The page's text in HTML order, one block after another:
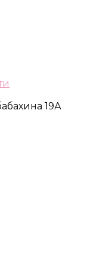
19А